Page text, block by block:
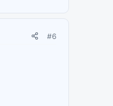
#6